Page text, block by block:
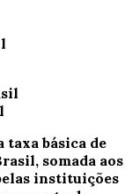
taxa básica de
somada aos
instituições